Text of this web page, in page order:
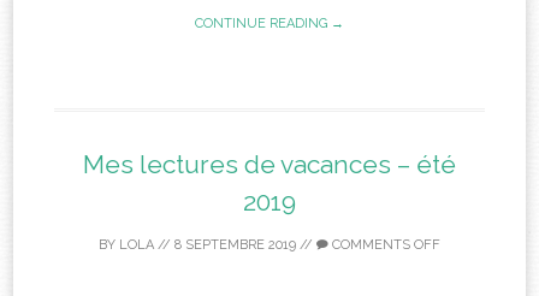
CONTINUE READING →
Mes lectures de vacances – été
2019
BY LOLA // 8 SEPTEMBRE 2019 // COMMENTS OFF